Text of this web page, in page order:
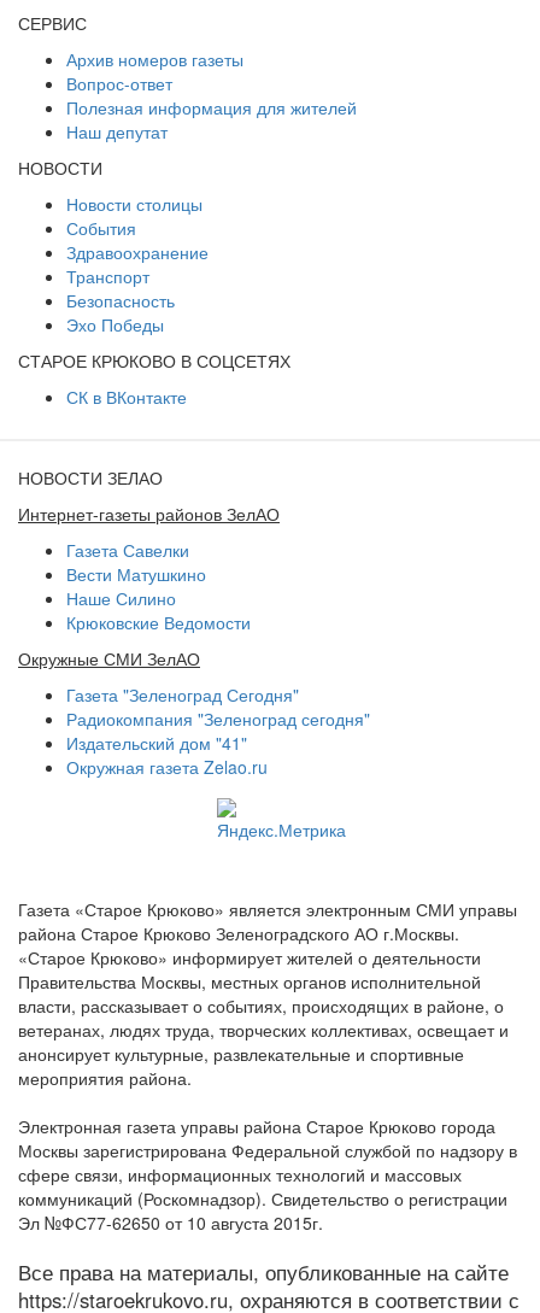
СЕРВИС
Архив номеров газеты
Вопрос-ответ
Полезная информация для жителей
Наш депутат
НОВОСТИ
Новости столицы
События
Здравоохранение
Транспорт
Безопасность
Эхо Победы
СТАРОЕ КРЮКОВО В СОЦСЕТЯХ
СК в ВКонтакте
НОВОСТИ ЗЕЛАО
Интернет-газеты районов ЗелАО
Газета Савелки
Вести Матушкино
Наше Силино
Крюковские Ведомости
Окружные СМИ ЗелАО
Газета "Зеленоград Сегодня"
Радиокомпания "Зеленоград сегодня"
Издательский дом "41"
Окружная газета Zelao.ru
Газета «Старое Крюково» является электронным СМИ управы
района Старое Крюково Зеленоградского АО г.Москвы.
«Старое Крюково» информирует жителей о деятельности
Правительства Москвы, местных органов исполнительной
власти, рассказывает о событиях, происходящих в районе, о
ветеранах, людях труда, творческих коллективах, освещает и
анонсирует культурные, развлекательные и спортивные
мероприятия района.
Электронная газета управы района Старое Крюково города
Москвы зарегистрирована Федеральной службой по надзору в
сфере связи, информационных технологий и массовых
коммуникаций (Роскомнадзор). Свидетельство о регистрации
Эл №ФС77-62650 от 10 августа 2015г.
Все права на материалы, опубликованные на сайте
https://staroekrukovo.ru, охраняются в соответствии с